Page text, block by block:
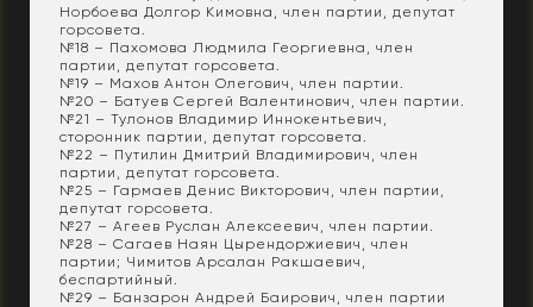
Норбоева Долгор Кимовна, член партии, депутат
горсовета.
№18 – Пахомова Людмила Георгиевна, член
партии, депутат горсовета.
№19 – Махов Антон Олегович, член партии.
№20 – Батуев Сергей Валентинович, член партии.
№21 – Тулонов Владимир Иннокентьевич,
сторонник партии, депутат горсовета.
№22 – Путилин Дмитрий Владимирович, член
партии, депутат горсовета.
№25 – Гармаев Денис Викторович, член партии,
депутат горсовета.
№27 – Агеев Руслан Алексеевич, член партии.
№28 – Сагаев Наян Цырендоржиевич, член
партии; Чимитов Арсалан Ракшаевич,
беспартийный.
№29 – Банзарон Андрей Баирович, член партии